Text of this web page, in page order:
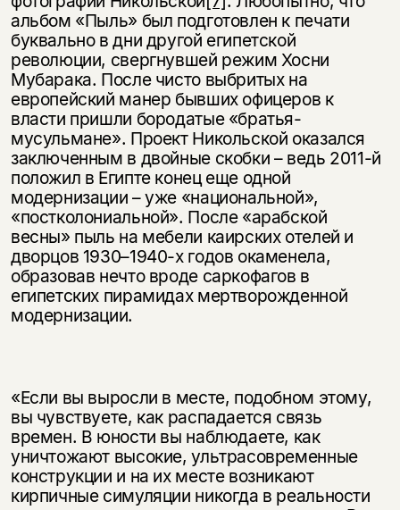
альбом «Пыль» был подготовлен к печати
буквально в дни другой египетской
революции, свергнувшей режим Хосни
Мубарака. После чисто выбритых на
европейский манер бывших офицеров к
власти пришли бородатые «братья-
мусульмане». Проект Никольской оказался
заключенным в двойные скобки – ведь 2011-й
положил в Египте конец еще одной
модернизации – уже «национальной»,
«постколониальной». После «арабской
весны» пыль на мебели каирских отелей и
дворцов 1930–1940-х годов окаменела,
образовав нечто вроде саркофагов в
египетских пирамидах мертворожденной
модернизации.
«Если вы выросли в месте, подобном этому,
вы чувствуете, как распадается связь
времен. В юности вы наблюдаете, как
уничтожают высокие, ультрасовременные
конструкции и на их месте возникают
кирпичные симуляции никогда в реальности